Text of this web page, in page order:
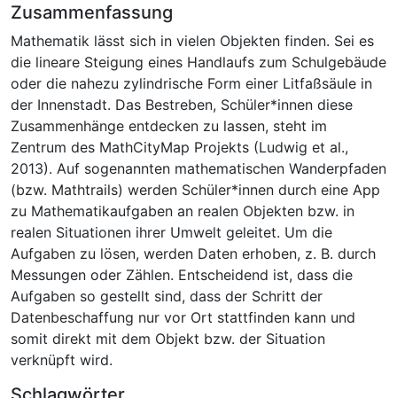
Zusammenfassung
Mathematik lässt sich in vielen Objekten finden. Sei es
die lineare Steigung eines Handlaufs zum Schulgebäude
oder die nahezu zylindrische Form einer Litfaßsäule in
der Innenstadt. Das Bestreben, Schüler*innen diese
Zusammenhänge entdecken zu lassen, steht im
Zentrum des MathCityMap Projekts (Ludwig et al.,
2013). Auf sogenannten mathematischen Wanderpfaden
(bzw. Mathtrails) werden Schüler*innen durch eine App
zu Mathematikaufgaben an realen Objekten bzw. in
realen Situationen ihrer Umwelt geleitet. Um die
Aufgaben zu lösen, werden Daten erhoben, z. B. durch
Messungen oder Zählen. Entscheidend ist, dass die
Aufgaben so gestellt sind, dass der Schritt der
Datenbeschaffung nur vor Ort stattfinden kann und
somit direkt mit dem Objekt bzw. der Situation
verknüpft wird.